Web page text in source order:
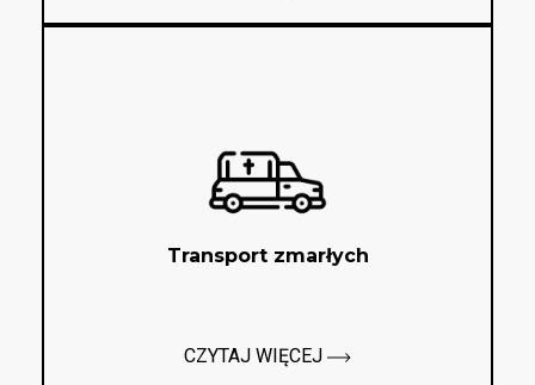
Transport zmarłych
CZYTAJ WIĘCEJ